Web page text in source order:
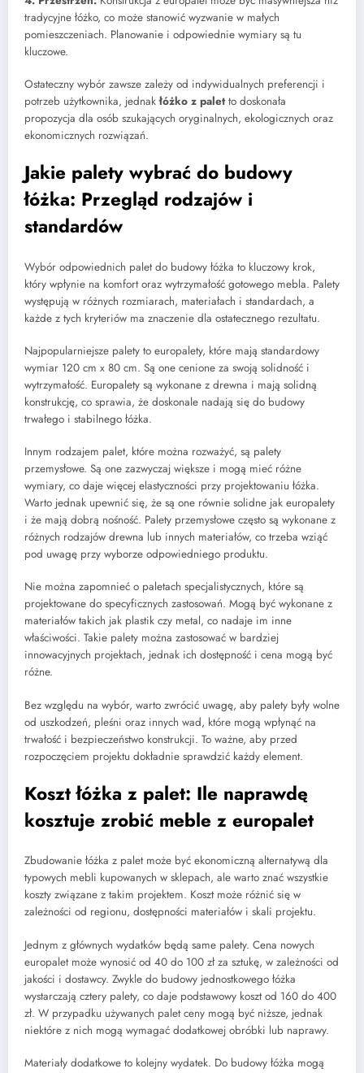
tradycyjne łóżko, co może stanowić wyzwanie w małych
pomieszczeniach. Planowanie i odpowiednie wymiary są tu
kluczowe.
Ostateczny wybór zawsze zależy od indywidualnych preferencji i
potrzeb użytkownika, jednakłóżko z paletto doskonała
propozycja dla osób szukających oryginalnych, ekologicznych oraz
ekonomicznych rozwiązań.
Jakie palety wybrać do budowy
łóżka: Przegląd rodzajów i
standardów
Wybór odpowiednich palet do budowy łóżka to kluczowy krok,
który wpłynie na komfort oraz wytrzymałość gotowego mebla. Palety
występują w różnych rozmiarach, materiałach i standardach, a
każde z tych kryteriów ma znaczenie dla ostatecznego rezultatu.
Najpopularniejsze palety to europalety, które mają standardowy
wymiar 120 cm x 80 cm. Są one cenione za swoją solidność i
wytrzymałość. Europalety są wykonane z drewna i mają solidną
konstrukcję, co sprawia, że doskonale nadają się do budowy
trwałego i stabilnego łóżka.
Innym rodzajem palet, które można rozważyć, są palety
przemysłowe. Są one zazwyczaj większe i mogą mieć różne
wymiary, co daje więcej elastyczności przy projektowaniu łóżka.
Warto jednak upewnić się, że są one równie solidne jak europalety
i że mają dobrą nośność. Palety przemysłowe często są wykonane z
różnych rodzajów drewna lub innych materiałów, co trzeba wziąć
pod uwagę przy wyborze odpowiedniego produktu.
Nie można zapomnieć o paletach specjalistycznych, które są
projektowane do specyficznych zastosowań. Mogą być wykonane z
materiałów takich jak plastik czy metal, co nadaje im inne
właściwości. Takie palety można zastosować w bardziej
innowacyjnych projektach, jednak ich dostępność i cena mogą być
różne.
Bez względu na wybór, warto zwrócić uwagę, aby palety były wolne
od uszkodzeń, pleśni oraz innych wad, które mogą wpłynąć na
trwałość i bezpieczeństwo konstrukcji. To ważne, aby przed
rozpoczęciem projektu dokładnie sprawdzić każdy element.
Koszt łóżka z palet: Ile naprawdę
kosztuje zrobić meble z europalet
Zbudowanie łóżka z palet może być ekonomiczną alternatywą dla
typowych mebli kupowanych w sklepach, ale warto znać wszystkie
koszty związane z takim projektem. Koszt może różnić się w
zależności od regionu, dostępności materiałów i skali projektu.
Jednym z głównych wydatków będą same palety. Cena nowych
europalet może wynosić od 40 do 100 zł za sztukę, w zależności od
jakości i dostawcy. Zwykle do budowy jednostkowego łóżka
wystarczają cztery palety, co daje podstawowy koszt od 160 do 400
zł. W przypadku używanych palet ceny mogą być niższe, jednak
niektóre z nich mogą wymagać dodatkowej obróbki lub naprawy.
Materiały dodatkowe to kolejny wydatek. Do budowy łóżka mogą